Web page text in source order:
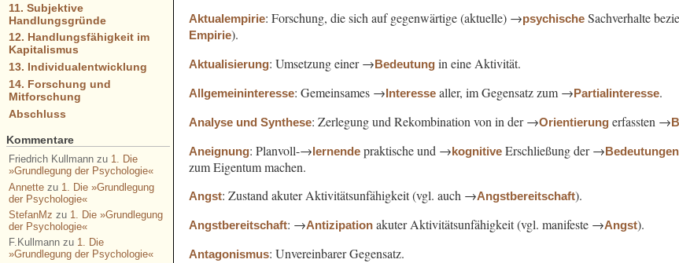
Aktualempirie: Forschung, die sich auf gegenwärtige (aktuelle) →psychische Sachverhalte
Empirie).
Aktualisierung: Umsetzung einer →Bedeutung in eine Aktivität.
Allgemeininteresse: Gemeinsames →Interesse aller, im Gegensatz zum →Partialinteresse.
Analyse und Synthese: Zerlegung und Rekombination von in der →Orientierung erfassten →
Aneignung: Planvoll-→lernende praktische und →kognitive Erschließung der →Bedeutungen
zum Eigentum machen.
Angst: Zustand akuter Aktivitätsunfähigkeit (vgl. auch →Angstbereitschaft).
Angstbereitschaft: →Antizipation akuter Aktivitätsunfähigkeit (vgl. manifeste →Angst).
Antagonismus: Unvereinbarer Gegensatz.
11. Subjektive
Handlungsgründe
12. Handlungsfähigkeit im
Kapitalismus
13. Individualentwicklung
14. Forschung und
Mitforschung
Abschluss
Kommentare
Friedrich Kullmannzu 1. Die
»Grundlegung der Psychologie«
Annettezu 1. Die »Grundlegung
der Psychologie«
StefanMz zu 1. Die »Grundlegung
der Psychologie«
F.Kullmannzu 1. Die
»Grundlegung der Psychologie«